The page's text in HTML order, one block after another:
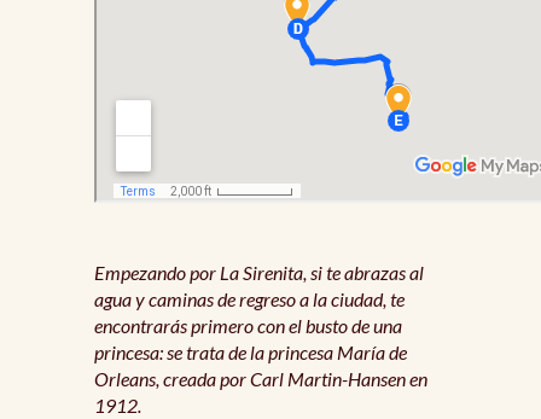
Empezando por La Sirenita, si te abrazas al
agua y caminas de regreso a la ciudad, te
encontrarás primero con el busto de una
princesa: se trata de la princesa María de
Orleans, creada por Carl Martin-Hansen en
1912.